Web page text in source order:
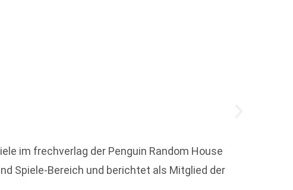
im frechverlag der Penguin Random House
Spiele-Bereich und berichtet als Mitglied der